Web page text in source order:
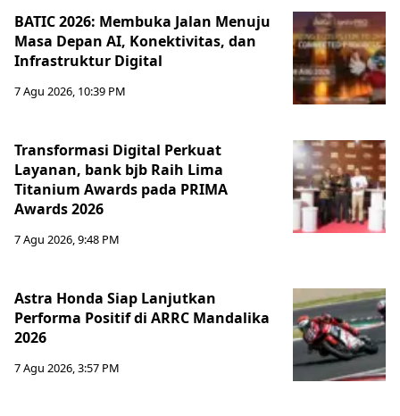
BATIC 2026: Membuka Jalan Menuju
Masa Depan AI, Konektivitas, dan
Infrastruktur Digital
7 Agu 2026, 10:39 PM
Transformasi Digital Perkuat
Layanan, bank bjb Raih Lima
Titanium Awards pada PRIMA
Awards 2026
7 Agu 2026, 9:48 PM
Astra Honda Siap Lanjutkan
Performa Positif di ARRC Mandalika
2026
7 Agu 2026, 3:57 PM